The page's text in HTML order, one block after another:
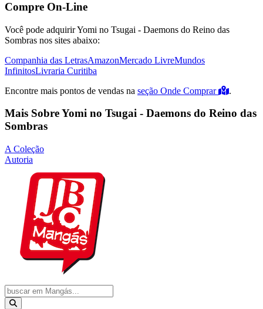
Compre On-Line
Você pode adquirir Yomi no Tsugai - Daemons do Reino das
Sombras nos sites abaixo:
Companhia das LetrasAmazonMercado LivreMundos
InfinitosLivraria Curitiba
Encontre mais pontos de vendas na seção Onde Comprar .
Mais Sobre Yomi no Tsugai - Daemons do Reino das
Sombras
A Coleção
Autoria